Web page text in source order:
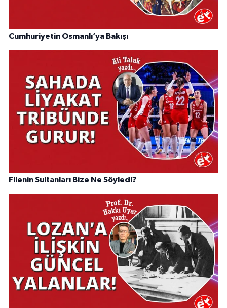
Cumhuriyetin Osmanlı’ya Bakışı
Filenin Sultanları Bize Ne Söyledi?